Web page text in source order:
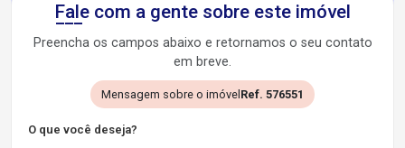
Fale com a gente sobre este imóvel
Preencha os campos abaixo e retornamos o seu contato
em breve.
Mensagem sobre o imóvel Ref. 576551
O que você deseja?